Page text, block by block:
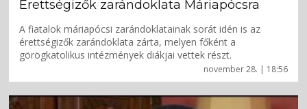
november 28. | 18:56
Érettségizők zarándoklata Máriapócsra
A fiatalok máriapócsi zarándoklatainak sorát idén is az
érettségizők zarándoklata zárta, melyen főként a
görögkatolikus intézmények diákjai vettek részt.